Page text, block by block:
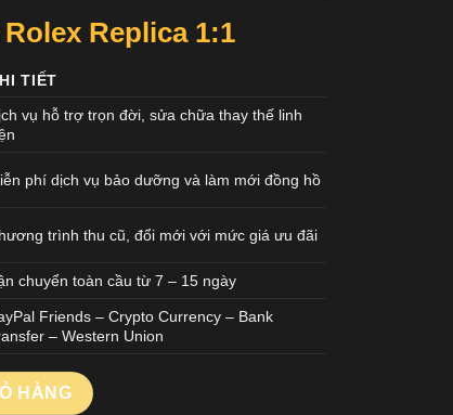
Replica 1:1
TIẾT
vụ hỗ trợ trọn đời, sửa chữa thay thế linh
phí dịch vụ bảo dưỡng và làm mới đồng hồ
trình thu cũ, đổi mới với mức giá ưu đãi
chuyển toàn cầu từ 7 – 15 ngày
Friends – Crypto Currency – Bank
– Western Union
Replica 1:1 Nhà Máy VSF 40mm số lượng
HÀNG